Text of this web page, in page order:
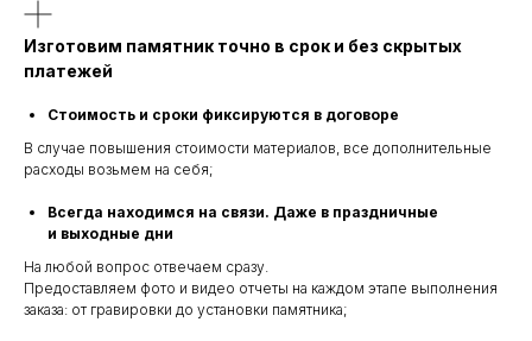
Изготовим памятник точно в срок и без скрытых
платежей
Стоимость и сроки фиксируются в договоре
В случае повышения стоимости материалов, все дополнительные
расходы возьмем на себя;
Всегда находимся на связи. Даже в праздничные
и выходные дни
На любой вопрос отвечаем сразу.
Предоставляем фото и видео отчеты на каждом этапе выполнения
заказа: от гравировки до установки памятника;